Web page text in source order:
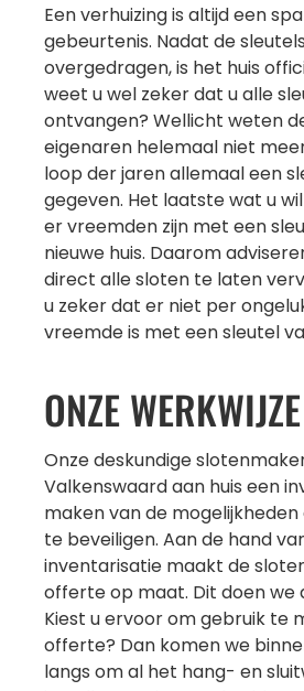
Een verhuizing is altijd een
gebeurtenis. Nadat de
overgedragen, is het huis
weet u wel zeker dat u alle
ontvangen? Wellicht weten
eigenaren helemaal niet
loop der jaren allemaal een
gegeven. Het laatste wat u
er vreemden zijn met een
nieuwe huis. Daarom
direct alle sloten te laten
u zeker dat er niet per
vreemde is met een sleutel
ONZE WERKWIJZE
Onze deskundige
Valkenswaard aan huis een
maken van de mogelijkheden
te beveiligen. Aan de hand
inventarisatie maakt de
offerte op maat. Dit doen we
Kiest u ervoor om gebruik te
offerte? Dan komen we
langs om al het hang- en